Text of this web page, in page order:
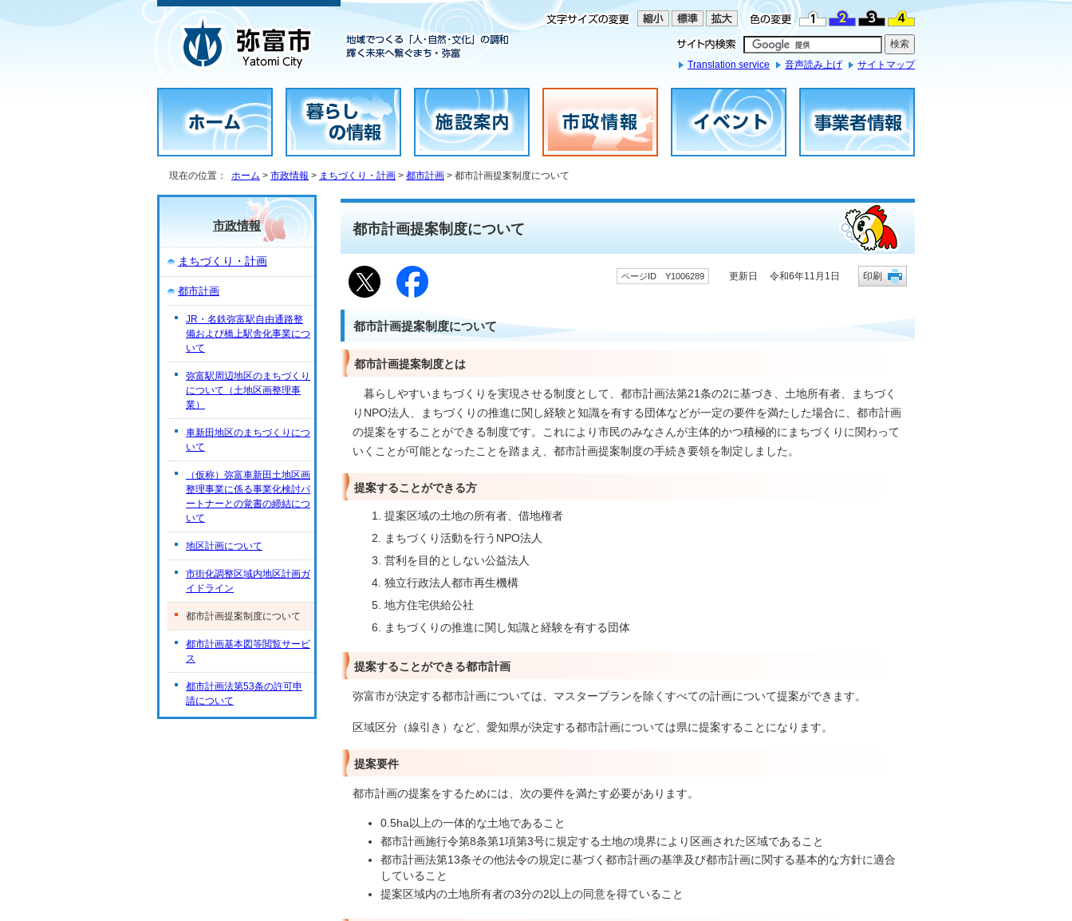
Translation service 音声読み上げ サイトマップ
現在の位置： ホーム > 市政情報 > まちづくり・計画 > 都市計画 > 都市計画提案制度について
都市計画提案制度について
ページID Y1006289 更新日 令和6年11月1日 印刷
都市計画提案制度について
都市計画提案制度とは
暮らしやすいまちづくりを実現させる制度として、都市計画法第21条の2に基づき、土地所有者、まちづく
りNPO法人、まちづくりの推進に関し経験と知識を有する団体などが一定の要件を満たした場合に、都市計画
の提案をすることができる制度です。これにより市民のみなさんが主体的かつ積極的にまちづくりに関わって
いくことが可能となったことを踏まえ、都市計画提案制度の手続き要領を制定しました。
提案することができる方
提案区域の土地の所有者、借地権者
まちづくり活動を行うNPO法人
営利を目的としない公益法人
独立行政法人都市再生機構
地方住宅供給公社
まちづくりの推進に関し知識と経験を有する団体
提案することができる都市計画
弥富市が決定する都市計画については、マスタープランを除くすべての計画について提案ができます。
区域区分（線引き）など、愛知県が決定する都市計画については県に提案することになります。
提案要件
都市計画の提案をするためには、次の要件を満たす必要があります。
0.5ha以上の一体的な土地であること
都市計画施行令第8条第1項第3号に規定する土地の境界により区画された区域であること
都市計画法第13条その他法令の規定に基づく都市計画の基準及び都市計画に関する基本的な方針に適合
していること
提案区域内の土地所有者の3分の2以上の同意を得ていること
市政情報
まちづくり・計画
都市計画
JR・名鉄弥富駅自由通路整
備および橋上駅舎化事業につ
いて
弥富駅周辺地区のまちづくり
について（土地区画整理事
業）
車新田地区のまちづくりにつ
いて
（仮称）弥富車新田土地区画
整理事業に係る事業化検討パ
ートナーとの覚書の締結につ
いて
地区計画について
市街化調整区域内地区計画ガ
イドライン
都市計画提案制度について
都市計画基本図等閲覧サービ
ス
都市計画法第53条の許可申
請について